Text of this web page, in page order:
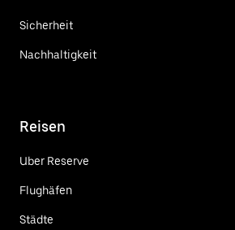
Sicherheit
Nachhaltigkeit
Reisen
Uber Reserve
Flughäfen
Städte